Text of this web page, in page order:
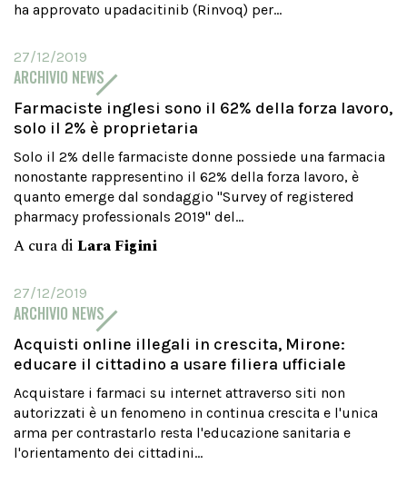
ha approvato upadacitinib (Rinvoq) per...
27/12/2019
ARCHIVIO NEWS
Farmaciste inglesi sono il 62% della forza lavoro,
solo il 2% è proprietaria
Solo il 2% delle farmaciste donne possiede una farmacia
nonostante rappresentino il 62% della forza lavoro, è
quanto emerge dal sondaggio "Survey of registered
pharmacy professionals 2019" del...
A cura di Lara Figini
27/12/2019
ARCHIVIO NEWS
Acquisti online illegali in crescita, Mirone:
educare il cittadino a usare filiera ufficiale
Acquistare i farmaci su internet attraverso siti non
autorizzati è un fenomeno in continua crescita e l'unica
arma per contrastarlo resta l'educazione sanitaria e
l'orientamento dei cittadini...